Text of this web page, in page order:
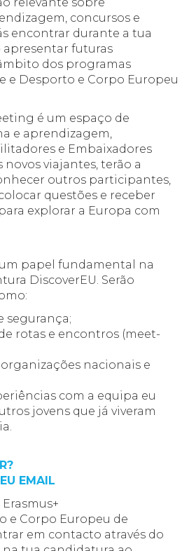
relevante sobre
concursos e
encontrar durante a tua
apresentar futuras
dos programas
e Desporto e Corpo Europeu
é um espaço de
e aprendizagem,
e Embaixadores
novos viajantes, terão a
outros participantes,
questões e receber
explorar a Europa com
papel fundamental na
DiscoverEU. Serão
segurança;
rotas e encontros (meet-
nacionais e
com a equipa eu
jovens que já viveram
EMAIL
e Corpo Europeu de
em contacto através do